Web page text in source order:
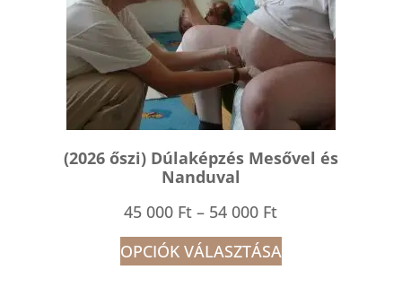
(2026 őszi) Dúlaképzés Mesővel és
Nanduval
45 000 Ft – 54 000 FtÁrtartomány:
45
000 Ft
OPCIÓK VÁLASZTÁSA